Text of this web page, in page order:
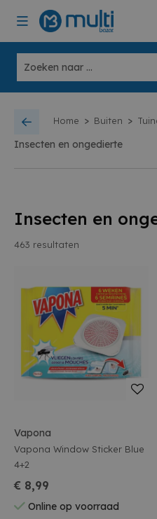
Home > Buiten >
Insecten en ongedierte
Insecten en
463 resultaten
Vapona
Vapona Window Sticker Blue
4+2
€ 8,99
Online op voorraad